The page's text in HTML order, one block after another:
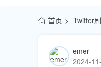
首页 Twitter
emer
2024-